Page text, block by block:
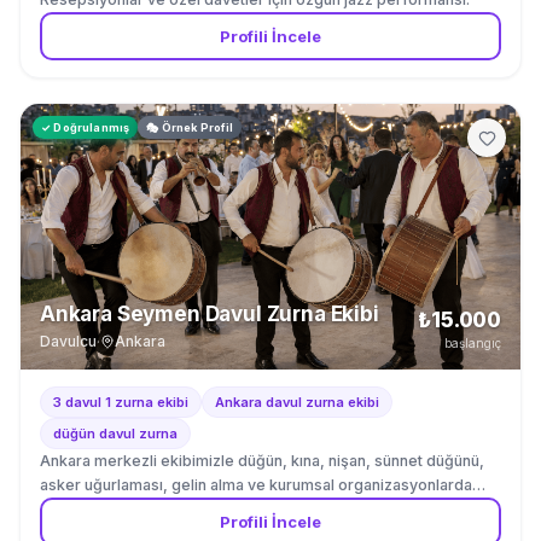
Profili İncele
✓ Doğrulanmış 🎭 Örnek Profil
Ankara Seymen Davul Zurna Ekibi
Davulcu· Ankara
₺15.000
başlangıç
3 davul 1 zurna ekibi
Ankara davul zurna ekibi
düğün davul zurna
Ankara merkezli ekibimizle düğün, kına, nişan, sünnet düğünü,
asker uğurlaması, gelin alma ve kurumsal organizasyonlarda
geleneksel davul-zurna performansları sunuyoruz. Ekibimiz 3
davulcu ve 1 zurnacı olmak üzere toplam 4 profesyonel
Profili İncele